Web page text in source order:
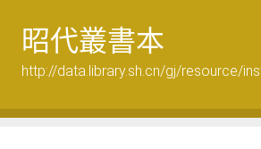
昭代叢書本
http://data.library.sh.cn/gj/resource/